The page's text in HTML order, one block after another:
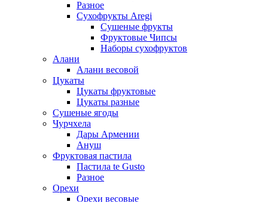
Разное
Сухофрукты Aregi
Сушеные фрукты
Фруктовые Чипсы
Наборы сухофруктов
Алани
Алани весовой
Цукаты
Цукаты фруктовые
Цукаты разные
Сушеные ягоды
Чурчхела
Дары Армении
Ануш
Фруктовая пастила
Пастила te Gusto
Разное
Орехи
Орехи весовые